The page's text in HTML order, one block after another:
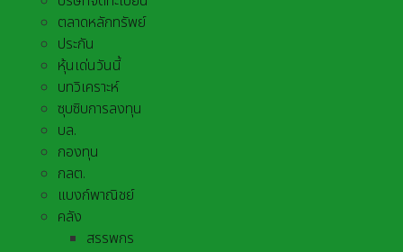
ตลาดหลักทรัพย์
ประกัน
หุ้นเด่นวันนี้
บทวิเคราะห์
ซุบซิบการลงทุน
บล.
กองทุน
กลต.
แบงก์พาณิชย์
คลัง
สรรพกร